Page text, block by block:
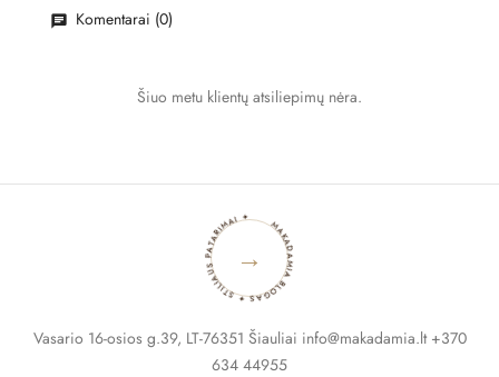
Komentarai (0)
Šiuo metu klientų atsiliepimų nėra.
MAKADAMIA BLOGAS ✦ STILIAUS PATARIMAI ✦
→
Vasario 16-osios g.39, LT-76351 Šiauliai info@makadamia.lt +370
634 44955